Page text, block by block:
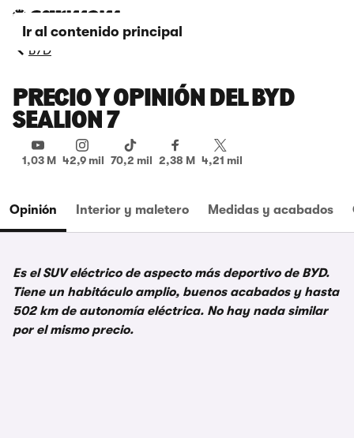
Ir al contenido principal
BYD
PRECIO Y OPINIÓN DEL BYD
SEALION 7
1,03 M 42,9 mil 70,2 mil 2,38 M 4,21 mil
Opinión Interior y maletero Medidas y acabados
Es el SUV eléctrico de aspecto más deportivo de BYD.
Tiene un habitáculo amplio, buenos acabados y hasta
502 km de autonomía eléctrica. No hay nada similar
por el mismo precio.